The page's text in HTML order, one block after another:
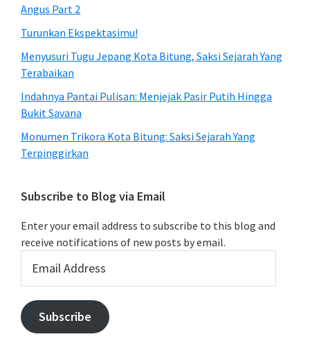
Angus Part 2
Turunkan Ekspektasimu!
Menyusuri Tugu Jepang Kota Bitung, Saksi Sejarah Yang
Terabaikan
Indahnya Pantai Pulisan: Menjejak Pasir Putih Hingga
Bukit Savana
Monumen Trikora Kota Bitung: Saksi Sejarah Yang
Terpinggirkan
Subscribe to Blog via Email
Enter your email address to subscribe to this blog and
receive notifications of new posts by email.
Address
Subscribe